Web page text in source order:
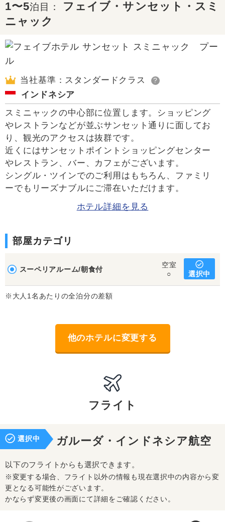
1〜5泊目： フェイブ・サンセット・スミ
ニャック
当社基準：スタンダードクラス ?
インドネシア
スミニャックの中心部に位置します。ショッピング
やレストランなどが並ぶサンセット通りに面してお
り、観光のアクセスは抜群です。
近くにはサンセットポイントショッピングセンター
やレストラン、バー、カフェがございます。
シングル・ツインでのご利用はもちろん、ファミリ
ーでもリーズナブルにご滞在いただけます。
ホテル詳細を見る
部屋カテゴリ
スーペリアルーム/朝食付
空室
○
選択中
※大人1名あたりの全泊分の差額
他のホテルに変更する
フライト
選択中 ガルーダ・インドネシア航空
以下のフライトからも選択できます。
※変更する場合、フライト以外の情報も現在選択中の内容から変
更となる可能性がございます。
かならず変更後の画面にて詳細をご確認ください。